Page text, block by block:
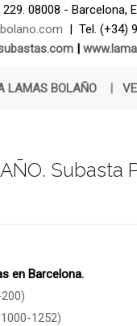
08008 - Barcelona,
| Tel. (+34)
|
LAMAS BOLAÑO |
Subasta
en Barcelona.
1252)